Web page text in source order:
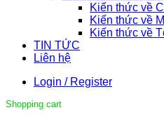
Kiến thức về
Kiến thức về
Kiến thức về
TIN TỨC
Liên hệ
Login / Register
Shopping cart